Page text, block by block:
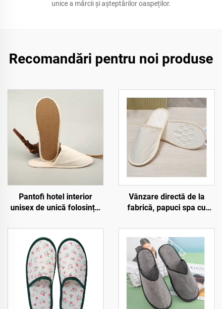
unice a mărcii și așteptărilor oaspeților.
Recomandări pentru noi produse
Pantofi hotel interior
unisex de unică folosință,
calitate, cu bătătură
moale, pentru oaspeți,
destinați camerele de
hotel
Vânzare directă de la
fabrică, papuci spa cu
prietenoși cu mediul, cu
logo personalizat, papuci
de unică folosință pentru
hotel